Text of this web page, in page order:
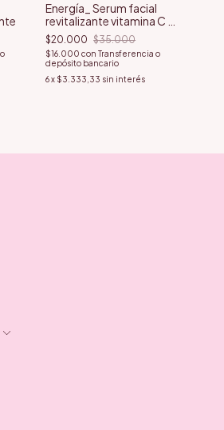
Energía_ Serum facial
revitalizante vitamina C +
Oligovita
$20.000 $35.000
$16.000con Transferencia o
depósito bancario
6x $3.333,33 sin interés